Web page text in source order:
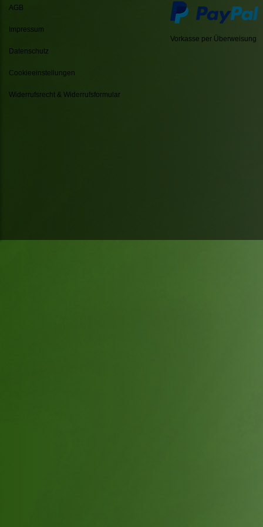
AGB
Impressum
Datenschutz
Cookieeinstellungen
Widerrufsrecht & Widerrufsformular
Vorkasse per Überweisung